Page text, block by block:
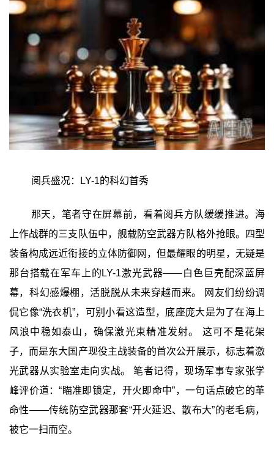
阅兵盛况：LY-1的科幻首秀
那天，笔者守在屏幕前，看着阅兵方队缓缓推进。海
上作战群的三支队伍中，舰载防空武器方队格外抢眼。四型
装备构成远近衔接的立体防御网，但最耀眼的明星，无疑是
那台搭载在军车上的LY-1激光武器——白色巨壳配深蓝屏
幕，科幻感爆棚，活脱脱从未来穿越而来。 网友们纷纷调
侃它像“洗衣机”，可别小看这造型，底座庞大是为了在海上
风浪中稳如泰山，确保激光束精准发射。 这可不是花架
子，而是东大国产现役主战装备的首次公开展示，标志着激
光武器从实验室走向实战。 笔者记得，现场军事专家张学
峰评价道：“瞄准即锁定，开火即命中”，一句话点破它的革
命性——传统防空武器那套“开火延迟、散布大”的老毛病，
被它一扫而空。